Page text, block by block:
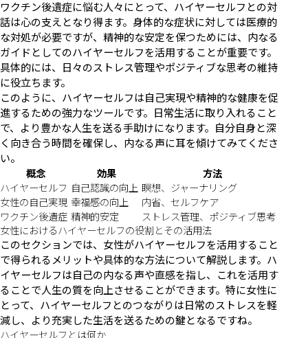
ワクチン後遺症に悩む人々にとって、ハイヤーセルフとの対
話は心の支えとなり得ます。身体的な症状に対しては医療的
な対処が必要ですが、精神的な安定を保つためには、内なる
ガイドとしてのハイヤーセルフを活用することが重要です。
具体的には、日々のストレス管理やポジティブな思考の維持
に役立ちます。
このように、ハイヤーセルフは自己実現や精神的な健康を促
進するための強力なツールです。日常生活に取り入れること
で、より豊かな人生を送る手助けになります。自分自身と深
く向き合う時間を確保し、内なる声に耳を傾けてみてくださ
い。
概念
効果
方法
ハイヤーセルフ 自己認識の向上 瞑想、ジャーナリング
女性の自己実現 幸福感の向上
内省、セルフケア
ワクチン後遺症 精神的安定
ストレス管理、ポジティブ思考
女性におけるハイヤーセルフの役割とその活用法
このセクションでは、女性がハイヤーセルフを活用すること
で得られるメリットや具体的な方法について解説します。ハ
イヤーセルフは自己の内なる声や直感を指し、これを活用す
ることで人生の質を向上させることができます。特に女性に
とって、ハイヤーセルフとのつながりは日常のストレスを軽
減し、より充実した生活を送るための鍵となるですね。
ハイヤーセルフとは何か